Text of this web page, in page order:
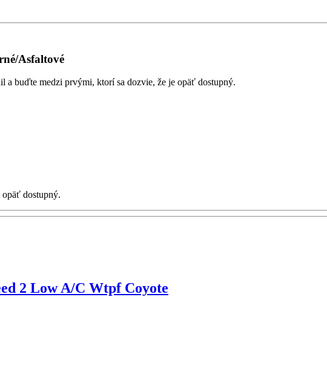
Asfaltové
a buďte medzi prvými, ktorí sa dozvie, že je opäť dostupný.
dostupný.
2 Low A/C Wtpf Coyote